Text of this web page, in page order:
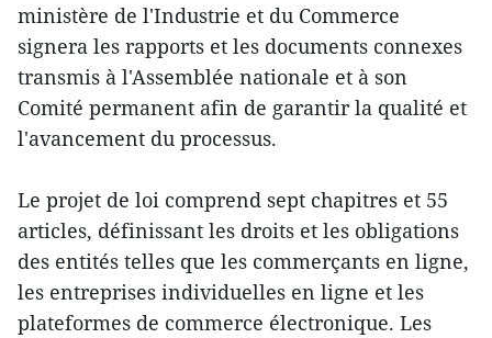
ministère de l'Industrie et du Commerce
signera les rapports et les documents connexes
transmis à l'Assemblée nationale et à son
Comité permanent afin de garantir la qualité et
l'avancement du processus.
Le projet de loi comprend sept chapitres et 55
articles, définissant les droits et les obligations
des entités telles que les commerçants en ligne,
les entreprises individuelles en ligne et les
plateformes de commerce électronique. Les